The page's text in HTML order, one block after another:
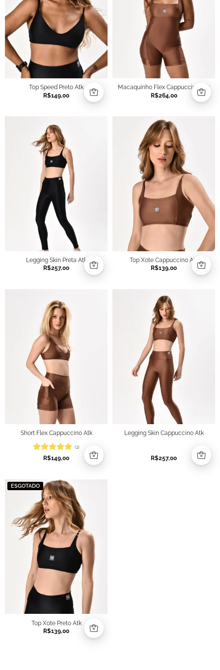
Top Speed Preto Atk
R$149,00
Macaquinho Flex Cappuccino Atk
R$264,00
Legging Skin Preta Atk
R$257,00
Top Xote Cappuccino Atk
R$139,00
Short Flex Cappuccino Atk
Avaliação5
(1)
R$149,00
Legging Skin Cappuccino Atk
R$257,00
ESGOTADO
Top Xote Preto Atk
R$139,00